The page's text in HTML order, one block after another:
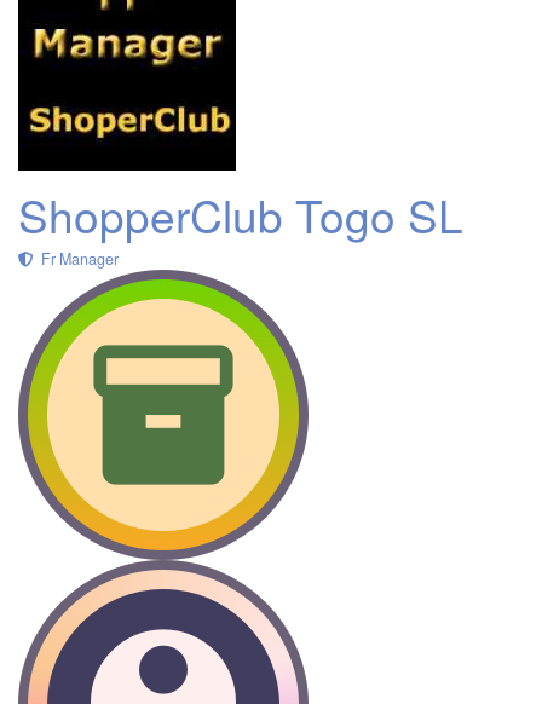
ShopperClub Togo SL
Fr Manager